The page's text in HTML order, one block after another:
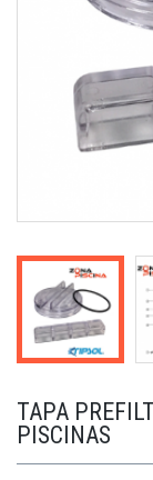
TAPA
PISCINAS